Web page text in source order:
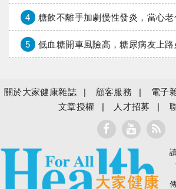
4 糖飲不離手加劇慢性發炎，當心老化與
5 低血糖開車風險高，糖尿病友上路
關於大家健康雜誌 顧客服務 電子
文章授權
人才招募
大